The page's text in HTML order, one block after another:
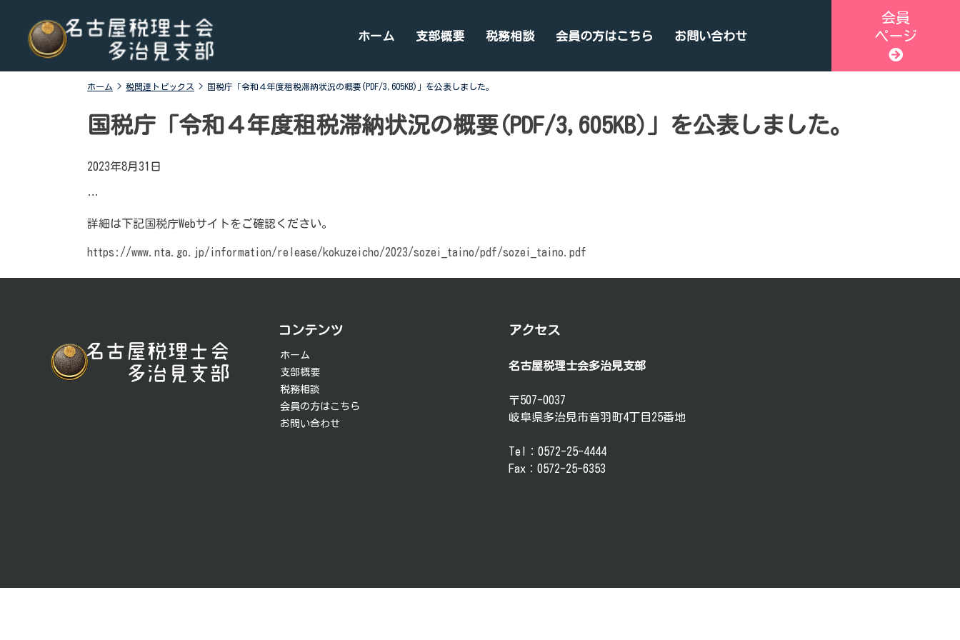
content
名古屋税理士会多治見支部
名古屋税理士会多治見支部、多治見市、土岐市、瑞浪
市、可児市と可児郡御嵩町の4市1町が所属する税理士会
です。地域の皆様に寄り添う税務の専門家として、税務
支援や研修会、租税教育などを行っております。税の無
料相談会も実施しております。お気軽にご連絡くださ
ホーム 支部概要 税務相談 会員の方はこちら お問い合わせ
会員
ページ
ホーム > 税関連トピックス > 国税庁「令和４年度租税滞納状況の概要(PDF/3,605KB)」を公表しました。
国税庁「令和４年度租税滞納状況の概要(PDF/3,605KB)」を公表しました。
2023年8月31日
…
詳細は下記国税庁Webサイトをご確認ください。
https://www.nta.go.jp/information/release/kokuzeicho/2023/sozei_taino/pdf/sozei_taino.pdf
ナ
コンテンツ
ホーム
支部概要
税務相談
会員の方はこちら
お問い合わせ
アクセス
名古屋税理士会多治見支部
〒507-0037
岐阜県多治見市音羽町4丁目25番地
Tel：0572-25-4444
Fax：0572-25-6353